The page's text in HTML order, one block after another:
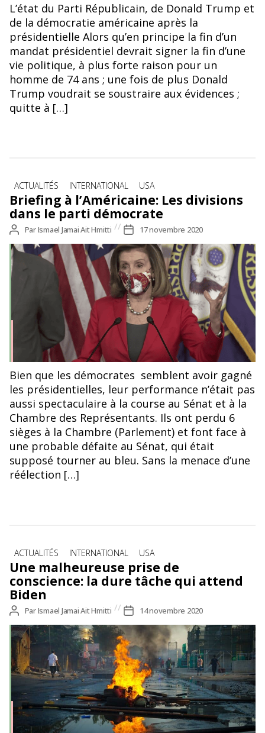
L’état du Parti Républicain, de Donald Trump et
de la démocratie américaine après la
présidentielle Alors qu’en principe la fin d’un
mandat présidentiel devrait signer la fin d’une
vie politique, à plus forte raison pour un
homme de 74 ans ; une fois de plus Donald
Trump voudrait se soustraire aux évidences ;
quitte à […]
Catégories
ACTUALITÉS INTERNATIONAL USA
Briefing à l’Américaine: Les divisions
dans le parti démocrate
Auteur
de
l’article
ParIsmael Jamai Ait Hmitti
Date
de
l’article
17 novembre 2020
Nancy Pelosi, The Guardian
Bien que les démocrates semblent avoir gagné
les présidentielles, leur performance n’était pas
aussi spectaculaire à la course au Sénat et à la
Chambre des Représentants. Ils ont perdu 6
sièges à la Chambre (Parlement) et font face à
une probable défaite au Sénat, qui était
supposé tourner au bleu. Sans la menace d’une
réélection […]
Catégories
ACTUALITÉS INTERNATIONAL USA
Une malheureuse prise de
conscience: la dure tâche qui attend
Biden
Auteur
de
l’article
ParIsmael Jamai Ait Hmitti
Date
de
l’article
14 novembre 2020